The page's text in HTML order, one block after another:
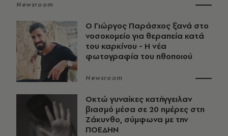
Newsroom
O Γιώργος Παράσχος ξανά στο
νοσοκομείο για θεραπεία κατά
του καρκίνου - Η νέα
φωτογραφία του ηθοποιού
Newsroom
Οκτώ γυναίκες κατήγγειλαν
βιασμό μέσα σε 20 ημέρες στη
Ζάκυνθο, σύμφωνα με την
ΠΟΕΔΗΝ